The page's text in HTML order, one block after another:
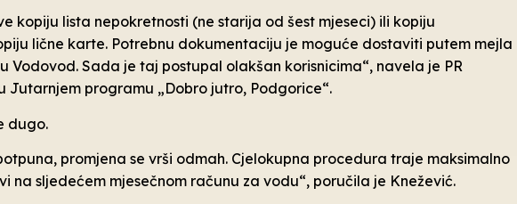
kopiju lista nepokretnosti (ne starija od šest mjeseci) ili kopiju
lične karte. Potrebnu dokumentaciju je moguće dostaviti putem mejla
Vodovod. Sada je taj postupal olakšan korisnicima“, navela je PR
Jutarnjem programu „Dobro jutro, Podgorice“.
dugo.
promjena se vrši odmah. Cjelokupna procedura traje maksimalno
na sljedećem mjesečnom računu za vodu“, poručila je Knežević.